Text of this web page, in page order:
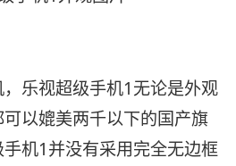
乐视超级手机1无论是外观
以媲美两千以下的国产旗
机1并没有采用完全无边框